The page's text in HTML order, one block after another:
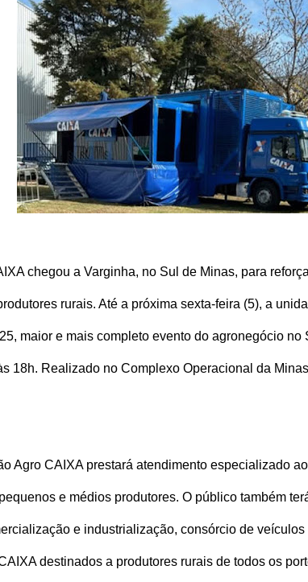
chegou a Varginha, no Sul de Minas, para
rurais. Até a próxima sexta-feira (5), a
maior e mais completo evento do agronegócio no
18h. Realizado no Complexo Operacional da
Agro CAIXA prestará atendimento especializado
e médios produtores. O público também
e industrialização, consórcio de
destinados a produtores rurais de todos os